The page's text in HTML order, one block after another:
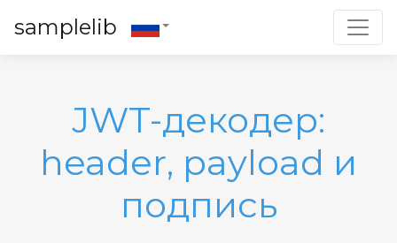
samplelib
JWT-декодер:
header, payload и
подпись